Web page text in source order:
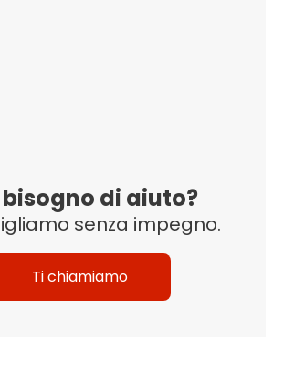
bisogno di aiuto?
senza impegno.
Ti chiamiamo